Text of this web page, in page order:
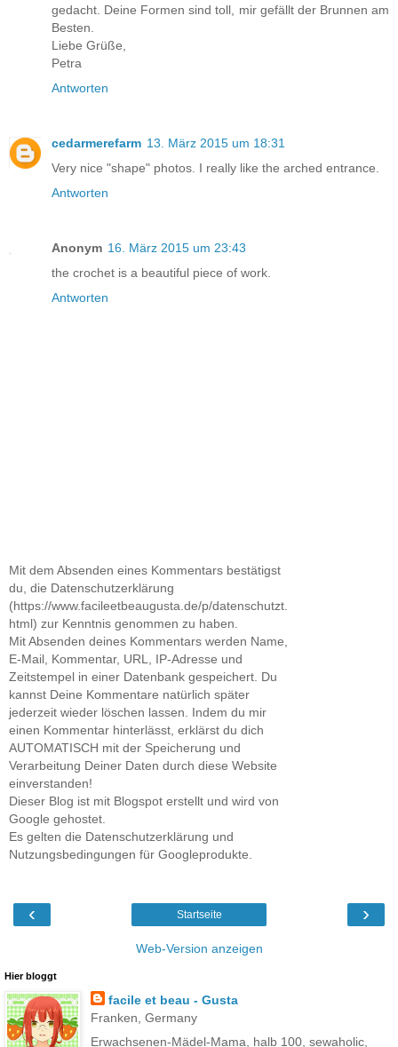
gedacht. Deine Formen sind toll, mir gefällt der Brunnen am
Besten.
Liebe Grüße,
Petra
Antworten
cedarmerefarm 13. März 2015 um 18:31
Very nice "shape" photos. I really like the arched entrance.
Antworten
Anonym 16. März 2015 um 23:43
the crochet is a beautiful piece of work.
Antworten
Mit dem Absenden eines Kommentars bestätigst
du, die Datenschutzerklärung
(https://www.facileetbeaugusta.de/p/datenschutzt.
html) zur Kenntnis genommen zu haben.
Mit Absenden deines Kommentars werden Name,
E-Mail, Kommentar, URL, IP-Adresse und
Zeitstempel in einer Datenbank gespeichert. Du
kannst Deine Kommentare natürlich später
jederzeit wieder löschen lassen. Indem du mir
einen Kommentar hinterlässt, erklärst du dich
AUTOMATISCH mit der Speicherung und
Verarbeitung Deiner Daten durch diese Website
einverstanden!
Dieser Blog ist mit Blogspot erstellt und wird von
Google gehostet.
Es gelten die Datenschutzerklärung und
Nutzungsbedingungen für Googleprodukte.
‹ ›
Startseite
Web-Version anzeigen
Hier bloggt
facile et beau - Gusta
Franken, Germany
Erwachsenen-Mädel-Mama, halb 100, sewaholic,